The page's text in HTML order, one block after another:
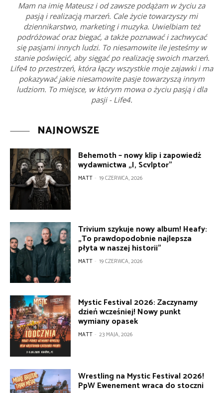
Mam na imię Mateusz i od zawsze podążam w życiu za
pasją i realizacją marzeń. Cale życie towarzyszy mi
dziennikarstwo, marketing i muzyka. Uwielbiam też
podróżować oraz biegać, a także poznawać i zachwycać
się pasjami innych ludzi. To niesamowite ile jesteśmy w
stanie poświęcić, aby sięgać po realizację swoich marzeń.
Life4 to przestrzeń, która łączy wszystkie moje zajawki i ma
pokazywać jakie niesamowite pasje towarzyszą innym
ludziom. To miejsce, w którym mowa o życiu pasją i dla
pasji - Life4.
NAJNOWSZE
Behemoth – nowy klip i zapowiedź
wydawnictwa „I, Scvlptor”
MATT - 19 CZERWCA, 2026
Trivium szykuje nowy album! Heafy:
„To prawdopodobnie najlepsza
płyta w naszej historii”
MATT - 19 CZERWCA, 2026
Mystic Festival 2026: Zaczynamy
dzień wcześniej! Nowy punkt
wymiany opasek
MATT - 23 MAJA, 2026
Wrestling na Mystic Festival 2026!
PpW Ewenement wraca do stoczni